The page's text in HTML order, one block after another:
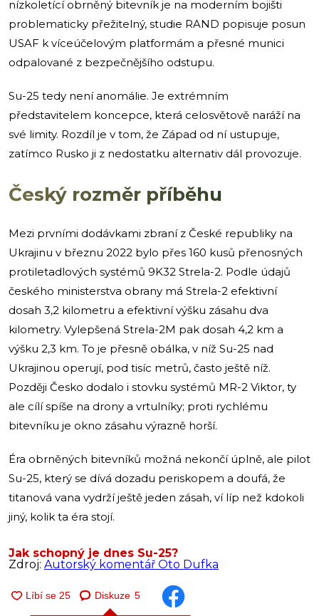
nízkoletící obrněný bitevník je na moderním bojišti
problematicky přežitelný, studie RAND popisuje posun
USAF k víceúčelovým platformám a přesné munici
odpalované z bezpečnějšího odstupu.
Su-25 tedy není anomálie. Je extrémním
představitelem koncepce, která celosvětově naráží na
své limity. Rozdíl je v tom, že Západ od ní ustupuje,
zatímco Rusko ji z nedostatku alternativ dál provozuje.
Český rozměr příběhu
Mezi prvními dodávkami zbraní z České republiky na
Ukrajinu v březnu 2022 bylo přes 160 kusů přenosných
protiletadlových systémů 9K32 Strela-2. Podle údajů
českého ministerstva obrany má Strela-2 efektivní
dosah 3,2 kilometru a efektivní výšku zásahu dva
kilometry. Vylepšená Strela-2M pak dosah 4,2 km a
výšku 2,3 km. To je přesně obálka, v níž Su-25 nad
Ukrajinou operují, pod tisíc metrů, často ještě níž.
Později Česko dodalo i stovku systémů MR-2 Viktor, ty
ale cílí spíše na drony a vrtulníky; proti rychlému
bitevníku je okno zásahu výrazně horší.
Éra obrněných bitevníků možná nekončí úplně, ale pilot
Su-25, který se dívá dozadu periskopem a doufá, že
titanová vana vydrží ještě jeden zásah, ví líp než kdokoli
jiný, kolik ta éra stojí.
Jak schopný je dnes Su-25?
Zdroj: Autorský komentář Oto Dufka
Diskuze 5